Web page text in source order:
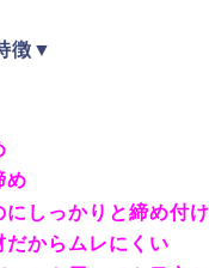
徴▼
め
にしっかりと締め付
だからムレにくい